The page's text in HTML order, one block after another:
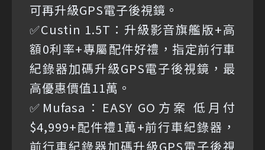
可再升級GPS電子後視鏡。
✅Custin 1.5T：升級影音旗艦版+高
額0利率+專屬配件好禮，指定前行車
紀錄器加碼升級GPS電子後視鏡，最
高優惠價值11萬。
✅Mufasa：EASY GO方案 低月付
$4,999+配件禮1萬+前行車紀錄器，
前行車紀錄器加碼升級GPS電子後視